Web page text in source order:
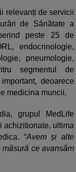
relevanți de servicii
de Sănătate a
peste 25 de
endocrinologie,
pneumologie,
segmentul de
deoarece
medicina muncii.
grupul MedLife
achizitionate, ultima
“Avem și alte
ce avansăm